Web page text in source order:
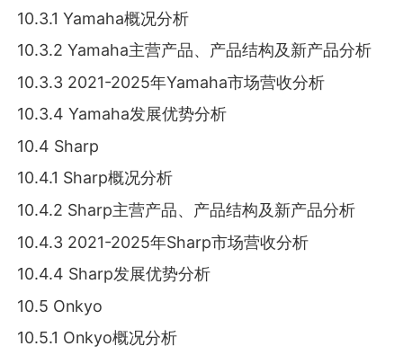
10.3.1 Yamaha概况分析
10.3.2 Yamaha主营产品、产品结构及新产品分析
10.3.3 2021-2025年Yamaha市场营收分析
10.3.4 Yamaha发展优势分析
10.4 Sharp
10.4.1 Sharp概况分析
10.4.2 Sharp主营产品、产品结构及新产品分析
10.4.3 2021-2025年Sharp市场营收分析
10.4.4 Sharp发展优势分析
10.5 Onkyo
10.5.1 Onkyo概况分析